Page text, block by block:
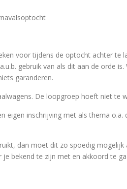
voor tijdens de optocht achter te
gebruik van als dit aan de orde
garanderen.
De loopgroep hoeft niet te
eigen inschrijving met als thema o.a.
dan moet dit zo spoedig mogelijk
bekend te zijn met en akkoord te